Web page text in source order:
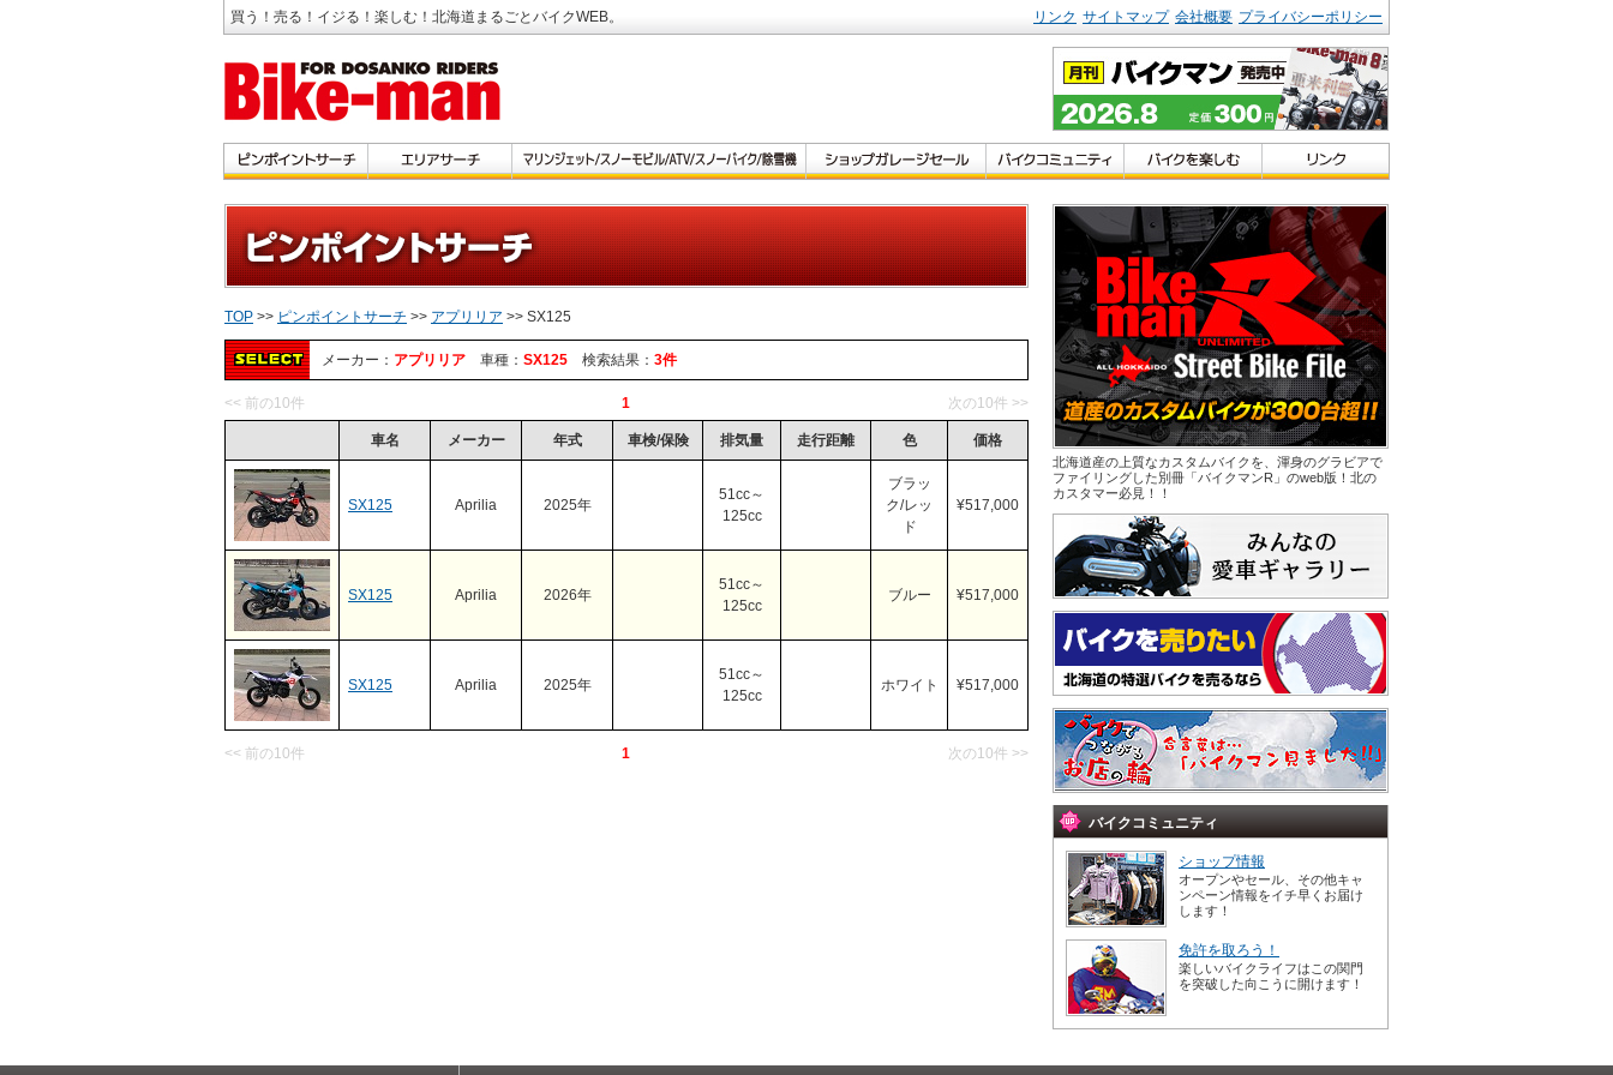
買う！売る！イジる！楽しむ！北海道まるごとバイクWEB。 リンク サイトマップ 会社概要 プライバシーポリシー
TOP >> ピンポイントサーチ >> アプリリア >> SX125
メーカー： アプリリア 車種： SX125 検索結果： 3件
<< 前の10件 1 次の10件 >>
車名 メーカー 年式 車検/保険 排気量 走行距離 色 価格
SX125 Aprilia 2025年
51cc～
125cc
ブラッ
ク/レッ
ド
¥517,000
SX125 Aprilia 2026年
51cc～
125cc
ブルー ¥517,000
SX125 Aprilia 2025年
51cc～
125cc
ホワイト ¥517,000
<< 前の10件 1 次の10件 >>
北海道産の上質なカスタムバイクを、渾身のグラビアで
ファイリングした別冊「バイクマンR」のweb版！北の
カスタマー必見！！
バイクコミュニティ
ショップ情報
オープンやセール、その他キャ
ンペーン情報をイチ早くお届け
します！
免許を取ろう！
楽しいバイクライフはこの関門
を突破した向こうに開けます！